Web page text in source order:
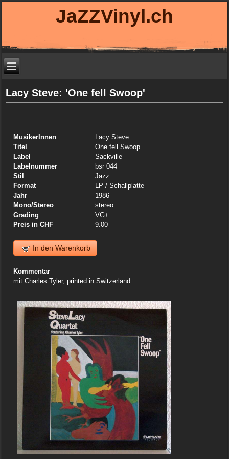
JaZZVinyl.ch
Lacy Steve: 'One fell Swoop'
MusikerInnen
Lacy Steve
Titel
One fell Swoop
Label
Sackville
Labelnummer
bsr 044
Stil
Jazz
Format
LP / Schallplatte
Jahr
1986
Mono/Stereo
stereo
Grading
VG+
Preis in CHF
9.00
In den Warenkorb
Kommentar
mit Charles Tyler, printed in Switzerland